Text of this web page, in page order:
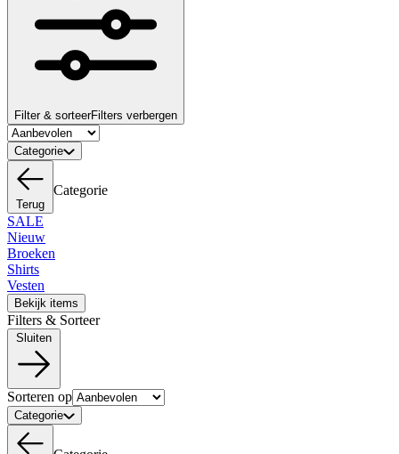
Filter & sorteerFilters verbergen
Categorie
Terug
Categorie
SALE
Nieuw
Broeken
Shirts
Vesten
Bekijk items
Filters & Sorteer
Sorteren op
Categorie